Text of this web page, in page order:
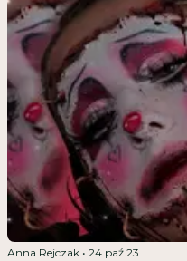
Anna Rejczak • 24 paź 23